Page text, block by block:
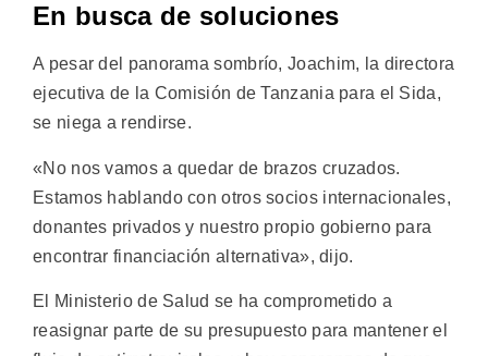
En busca de soluciones
A pesar del panorama sombrío, Joachim, la directora
ejecutiva de la Comisión de Tanzania para el Sida,
se niega a rendirse.
«No nos vamos a quedar de brazos cruzados.
Estamos hablando con otros socios internacionales,
donantes privados y nuestro propio gobierno para
encontrar financiación alternativa», dijo.
El Ministerio de Salud se ha comprometido a
reasignar parte de su presupuesto para mantener el